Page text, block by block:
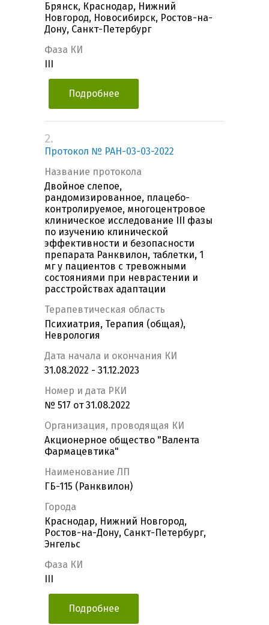
Брянск, Краснодар, Нижний
Новгород, Новосибирск, Ростов-на-
Дону, Санкт-Петербург
Фаза КИ
Подробнее
2.
Протокол № РАН-03-03-2022
Название протокола
Двойное слепое,
рандомизированное, плацебо-
контролируемое, многоцентровое
клиническое исследование III фазы
по изучению клинической
эффективности и безопасности
препарата Ранквилон, таблетки, 1
мг у пациентов с тревожными
состояниями при неврастении и
расстройствах адаптации
Терапевтическая область
Психиатрия, Терапия (общая),
Неврология
Дата начала и окончания КИ
31.08.2022 - 31.12.2023
Номер и дата РКИ
№ 517 от 31.08.2022
Организация, проводящая КИ
Акционерное общество "Валента
Фармацевтика"
Наименование ЛП
ГБ-115 (Ранквилон)
Города
Краснодар, Нижний Новгород,
Ростов-на-Дону, Санкт-Петербург,
Энгельс
Фаза КИ
Подробнее